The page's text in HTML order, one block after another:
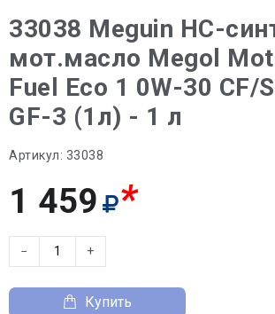
33038 Meguin НС-
мот.масло Megol
Fuel Eco 1 0W-30 CF/
GF-3 (1л) - 1 л
Артикул: 33038
1 459 *
− +
Купить